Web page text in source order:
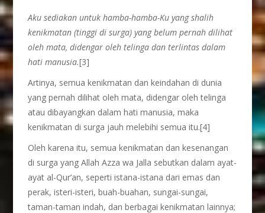
Aku sediakan untuk hamba-hamba-Ku yang shalih
kenikmatan (tinggi di surga) yang belum pernah dilihat
oleh mata, didengar oleh telinga dan terlintas dalam
hati manusia.[3]
Artinya, semua kenikmatan dan keindahan di dunia
yang pernah dilihat oleh mata, didengar oleh telinga
atau dibayangkan dalam hati manusia, maka
kenikmatan di surga jauh melebihi semua itu.[4]
Oleh karena itu, semua kenikmatan dan kesenangan
di surga yang Allah Azza wa Jalla sebutkan dalam ayat-
ayat al-Qur’an, seperti istana-istana dari emas dan
perak, isteri-isteri, buah-buahan, sungai-sungai,
taman-taman indah, dan berbagai kenikmatan lainnya;